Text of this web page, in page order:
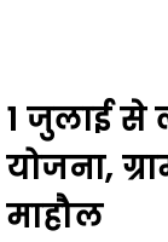
1 जुलाई से
योजना,
माहौल
Asal baat